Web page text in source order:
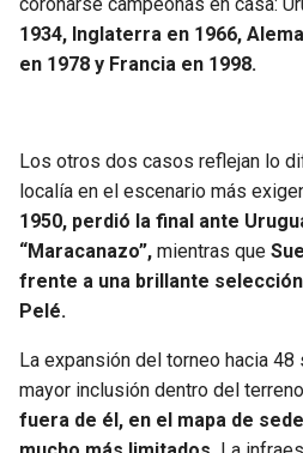
coronarse campeonas en casa:
1934, Inglaterra en 1966,
en 1978 y Francia en 1998.
Los otros dos casos reflejan lo
localía en el escenario más
1950, perdió la final ante
“Maracanazo”, mientras que
frente a una brillante
Pelé.
La expansión del torneo hacia
mayor inclusión dentro del
fuera de él, en el mapa de